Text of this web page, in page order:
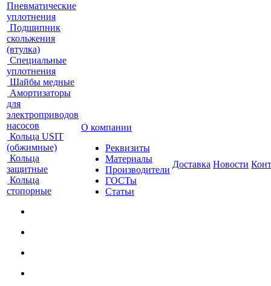
Пневматические
уплотнения
Подшипник
скольжения
(втулка)
Специальные
уплотнения
Шайбы медные
Амортизаторы
для
электроприводов
насосов
Кольца USIT
(обжимные)
Кольца
защитные
Кольца
стопорные
О компании
Реквизиты
Материалы
Производители
ГОСТы
Статьи
Доставка Новости